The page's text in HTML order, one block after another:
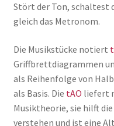
Stört der Ton, schaltest
gleich das Metronom.
Die Musikstücke notiert
Griffbrettdiagrammen
als Reihenfolge von
als Basis. Die tAO liefert
Musiktheorie, sie hilft
verstehen und ist eine